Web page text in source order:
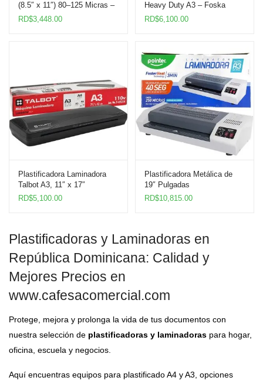
(8.5″ x 11″) 80–125 Micras –
Deli W14378
RD$3,448.00
Heavy Duty A3 – Foska
JL320
RD$6,100.00
Plastificadora Laminadora
Talbot A3, 11″ x 17″
RD$5,100.00
Plastificadora Metálica de
19″ Pulgadas
RD$10,815.00
Plastificadoras y Laminadoras en
República Dominicana: Calidad y
Mejores Precios en
www.cafesacomercial.com
Protege, mejora y prolonga la vida de tus documentos con
nuestra selección de plastificadoras y laminadoras para hogar,
oficina, escuela y negocios.
Aquí encuentras equipos para plastificado A4 y A3, opciones